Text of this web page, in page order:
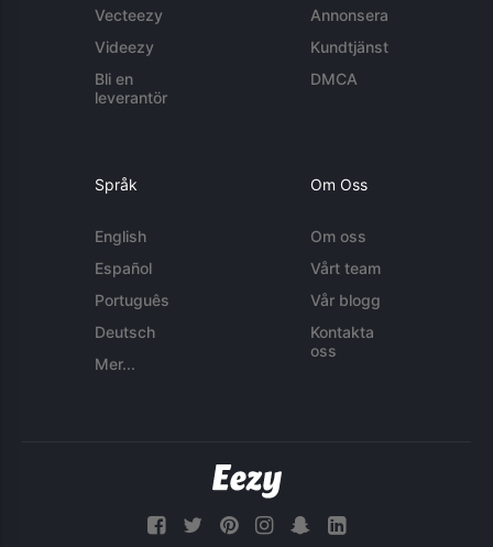
Vecteezy
Videezy
Bli en
leverantör
Annonsera
Kundtjänst
DMCA
Språk
English
Español
Português
Deutsch
Mer...
Om Oss
Om oss
Vårt team
Vår blogg
Kontakta
oss